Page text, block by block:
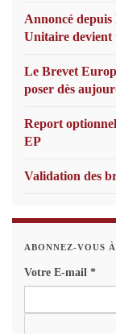
Annoncé
Unitaire devient
Le Brevet
poser dès
Report
EP
Validation des
ABONNEZ-VOUS
Votre E-mail *